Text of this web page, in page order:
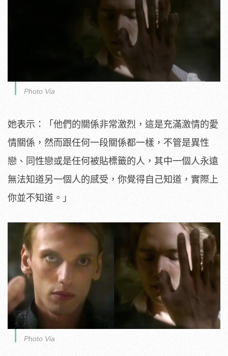
Photo Via
她表示：「他們的關係非常激烈，這是充滿激情的愛
情關係，然而跟任何一段關係都一樣，不管是異性
戀、同性戀或是任何被貼標籤的人，其中一個人永遠
無法知道另一個人的感受，你覺得自己知道，實際上
你並不知道。」
Photo Via